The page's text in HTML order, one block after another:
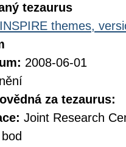
tezaurus
themes,
2008-06-01
za tezaurus:
Joint Research